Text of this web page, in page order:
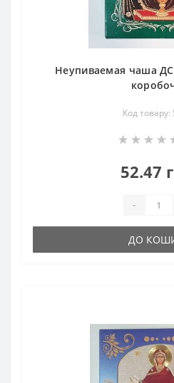
Неупиваемая чаша
Код товару:
52.47
-
ДО